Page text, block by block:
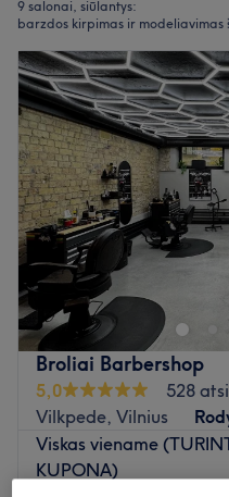
9 salonai, siūlantys:
barzdos kirpimas ir modeliavimas
Broliai Barbershop
5,0
528
Vilkpede, Vilnius
Viskas viename
KUPONA)